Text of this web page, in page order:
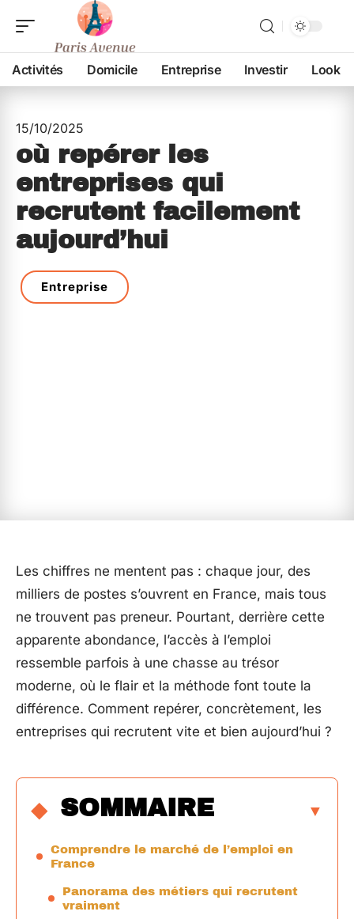
Activités Domicile Entreprise Investir Look
15/10/2025
où repérer les
entreprises qui
recrutent facilement
aujourd’hui
Entreprise
Les chiffres ne mentent pas : chaque jour, des
milliers de postes s’ouvrent en France, mais tous
ne trouvent pas preneur. Pourtant, derrière cette
apparente abondance, l’accès à l’emploi
ressemble parfois à une chasse au trésor
moderne, où le flair et la méthode font toute la
différence. Comment repérer, concrètement, les
entreprises qui recrutent vite et bien aujourd’hui ?
SOMMAIRE
Comprendre le marché de l’emploi en
France
Panorama des métiers qui recrutent
vraiment